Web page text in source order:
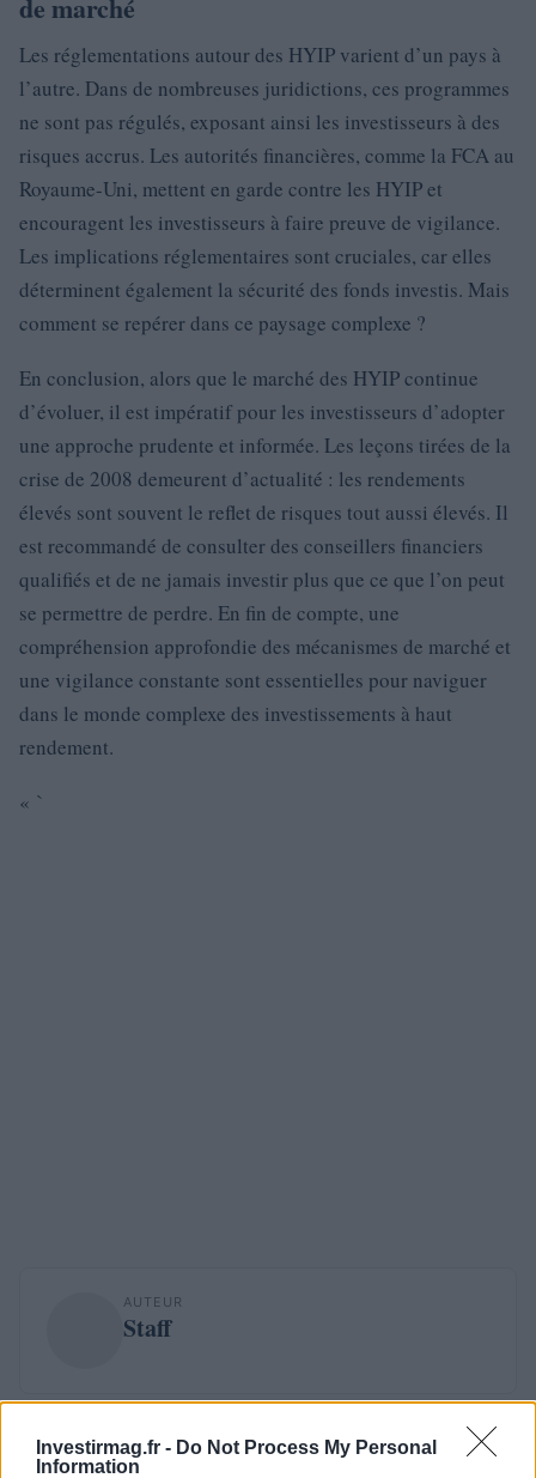
Investirmag.fr - Do Not Process My Personal
Information
Les réglementations autour des HYIP varient d’un pays à
l’autre. Dans de nombreuses juridictions, ces programmes
ne sont pas régulés, exposant ainsi les investisseurs à des
risques accrus. Les autorités financières, comme la FCA au
Royaume-Uni, mettent en garde contre les HYIP et
encouragent les investisseurs à faire preuve de vigilance.
Les implications réglementaires sont cruciales, car elles
déterminent également la sécurité des fonds investis. Mais
comment se repérer dans ce paysage complexe ?
En conclusion, alors que le marché des HYIP continue
d’évoluer, il est impératif pour les investisseurs d’adopter
une approche prudente et informée. Les leçons tirées de la
crise de 2008 demeurent d’actualité : les rendements
élevés sont souvent le reflet de risques tout aussi élevés. Il
est recommandé de consulter des conseillers financiers
qualifiés et de ne jamais investir plus que ce que l’on peut
se permettre de perdre. En fin de compte, une
compréhension approfondie des mécanismes de marché et
une vigilance constante sont essentielles pour naviguer
dans le monde complexe des investissements à haut
rendement.
« `
AUTEUR
Staff